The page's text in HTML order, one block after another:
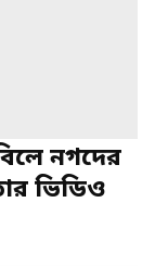
নগদের
ভিডিও